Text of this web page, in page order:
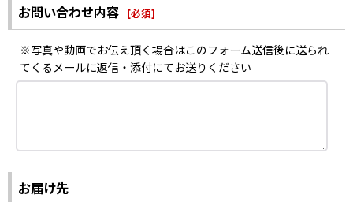
お問い合わせ内容 [必須]
※写真や動画でお伝え頂く場合はこのフォーム送信後に送られ
てくるメールに返信・添付にてお送りください
お届け先